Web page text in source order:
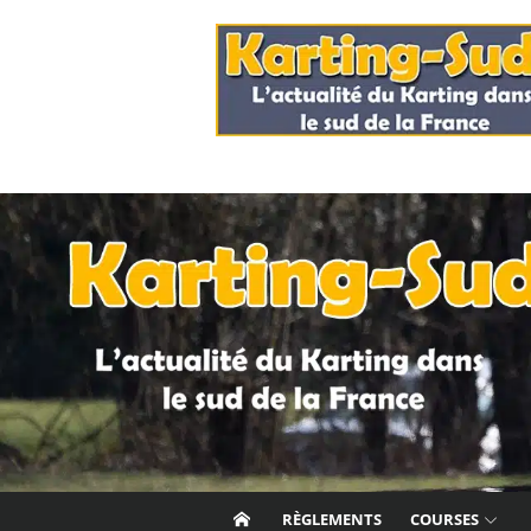
RÈGLEMENTS COURSES